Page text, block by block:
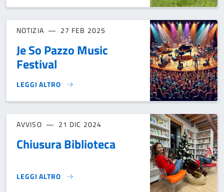
NOTIZIA 27 FEB 2025
Je So Pazzo Music
Festival
LEGGI ALTRO
JE SO PAZZO MUSIC FESTIVAL}
AVVISO 21 DIC 2024
Chiusura Biblioteca
LEGGI ALTRO
CHIUSURA BIBLIOTECA}